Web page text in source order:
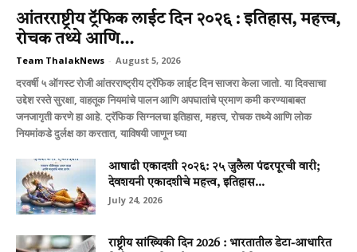
आंतरराष्ट्रीय ट्रॅफिक लाईट दिन २०२६ : इतिहास, महत्त्व,
रोचक तथ्ये आणि...
Team ThalakNews - August 5, 2026
दरवर्षी ५ ऑगस्ट रोजी आंतरराष्ट्रीय ट्रॅफिक लाईट दिन साजरा केला जातो. या दिवसाचा
उद्देश रस्ते सुरक्षा, वाहतूक नियमांचे पालन आणि अपघातांचे प्रमाण कमी करण्याबाबत
जनजागृती करणे हा आहे. ट्रॅफिक सिग्नलचा इतिहास, महत्त्व, रोचक तथ्ये आणि लोक
नियमांकडे दुर्लक्ष का करतात, याविषयी जाणून घ्या
आषाढी एकादशी २०२६: २५ जुलैला पंढरपूरची वारी;
देवशयनी एकादशीचे महत्त्व, इतिहास...
July 24, 2026
राष्ट्रीय सांख्यिकी दिन 2026 : भारतातील डेटा-आधारित